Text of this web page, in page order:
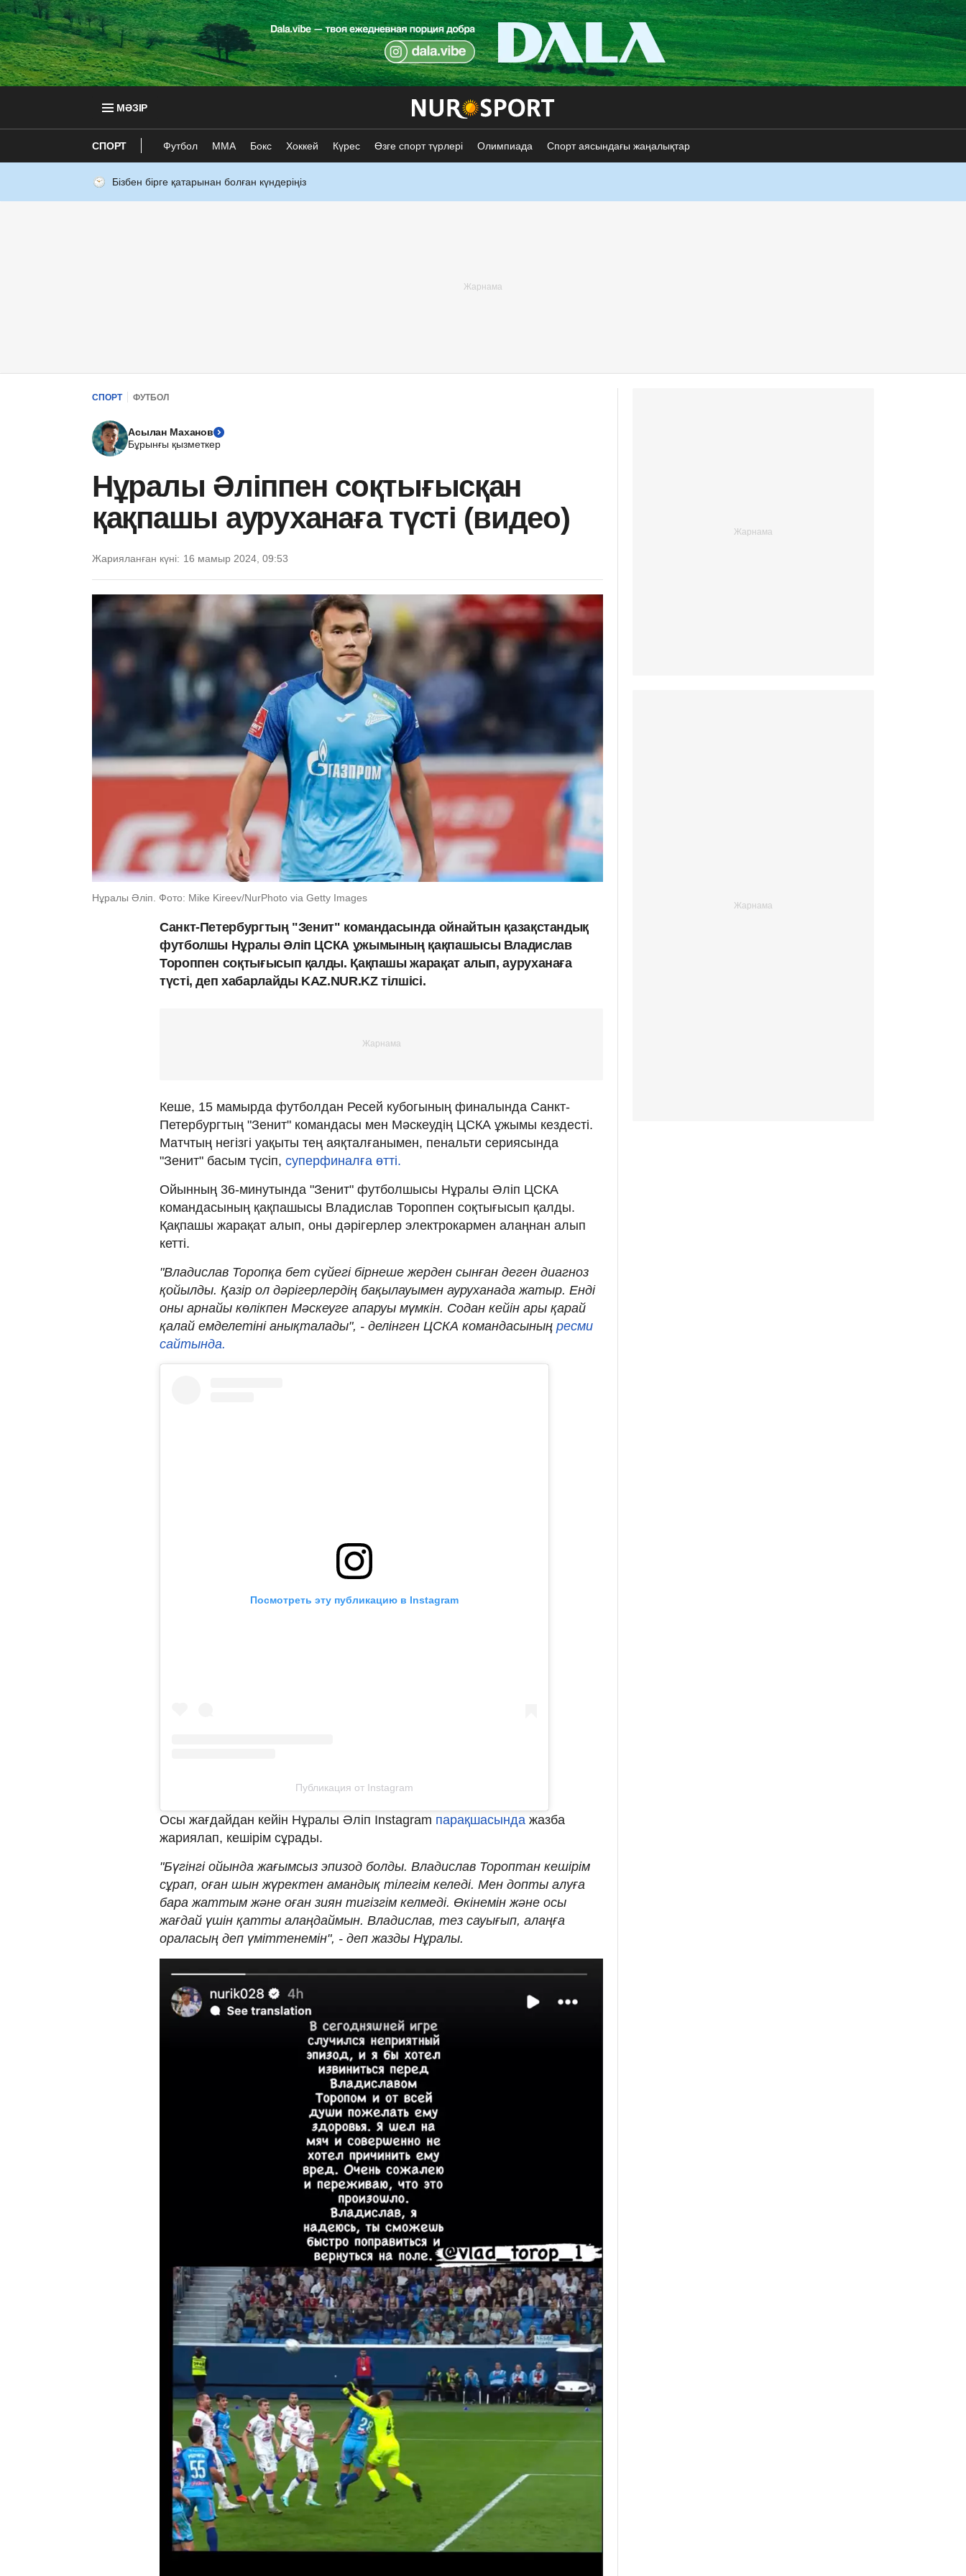
МӘЗІР
СПОРТ Футбол ММА Бокс Хоккей Күрес Өзге спорт түрлері Олимпиада Спорт аясындағы жаңалықтар
Бізбен бірге қатарынан болған күндеріңіз
СПОРТ ФУТБОЛ
Асылан Маханов
Бұрынғы қызметкер
Нұралы Әліппен соқтығысқан
қақпашы ауруханаға түсті (видео)
Жарияланған күні: 16 мамыр 2024, 09:53
Нұралы Әліп. Фото: Mike Kireev/NurPhoto via Getty Images
Санкт-Петербургтың "Зенит" командасында ойнайтын қазақстандық
футболшы Нұралы Әліп ЦСКА ұжымының қақпашыcы Владислав
Тороппен соқтығысып қалды. Қақпашы жарақат алып, ауруханаға
түсті, деп хабарлайды KAZ.NUR.KZ тілшісі.
Кеше, 15 мамырда футболдан Ресей кубогының финалында Санкт-
Петербургтың "Зенит" командасы мен Мәскеудің ЦСКА ұжымы кездесті.
Матчтың негізгі уақыты тең аяқталғанымен, пенальти сериясында
"Зенит" басым түсіп, суперфиналға өтті.
Ойынның 36-минутында "Зенит" футболшысы Нұралы Әліп ЦСКА
командасының қақпашысы Владислав Тороппен соқтығысып қалды.
Қақпашы жарақат алып, оны дәрігерлер электрокармен алаңнан алып
кетті.
"Владислав Торопқа бет сүйегі бірнеше жерден сынған деген диагноз
қойылды. Қазір ол дәрігерлердің бақылауымен ауруханада жатыр. Енді
оны арнайы көлікпен Мәскеуге апаруы мүмкін. Содан кейін ары қарай
қалай емделетіні анықталады", - делінген ЦСКА командасының ресми
сайтында.
Посмотреть эту публикацию в Instagram
Публикация от Instagram
Осы жағдайдан кейін Нұралы Әліп Instagram парақшасында жазба
жариялап, кешірім сұрады.
"Бүгінгі ойында жағымсыз эпизод болды. Владислав Тороптан кешірім
сұрап, оған шын жүректен амандық тілегім келеді. Мен допты алуға
бара жаттым және оған зиян тигізгім келмеді. Өкінемін және осы
жағдай үшін қатты алаңдаймын. Владислав, тез сауығып, алаңға
ораласың деп үміттенемін", - деп жазды Нұралы.